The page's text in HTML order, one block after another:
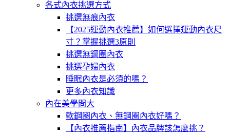
各式內衣挑選方式
挑選無痕內衣
【2025運動內衣推薦】如何選擇運動內衣尺
寸？掌握挑選3原則
挑選無鋼圈內衣
挑選孕婦內衣
睡眠內衣是必須的嗎？
更多內衣知識
內在美學問大
軟鋼圈內衣、無鋼圈內衣好嗎？
【內衣推薦指南】內衣品牌該怎麼挑？